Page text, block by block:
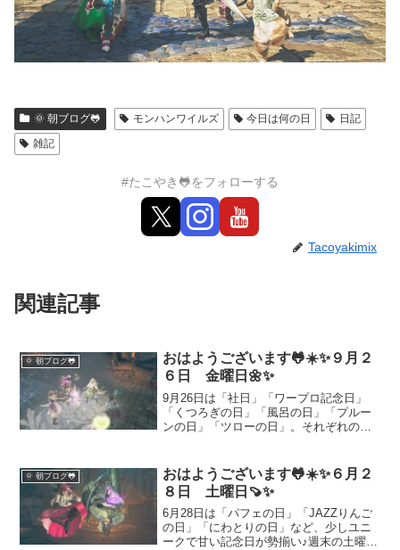
🌞 朝ブログ🐸 モンハンワイルズ 今日は何の日
日記
雑記
#たこやき🐸をフォローする
Tacoyakimix
関連記事
🌞 朝ブログ🐸
おはようございます🐸☀️✨９月２
６日 金曜日🌼✨
9月26日は「社日」「ワープロ記念日」
「くつろぎの日」「風呂の日」「プルー
ンの日」「ツローの日」。それぞれの由
たい雑学で、今日一日を少し豊かに過ご
しませんか？
🌞 朝ブログ🐸
おはようございます🐸☀️✨６月２
８日 土曜日🍠✨
6月28日は「パフェの日」「JAZZりんご
の日」「にわとりの日」など、少しユニ
ークで甘い記念日が勢揃い♪週末の土曜